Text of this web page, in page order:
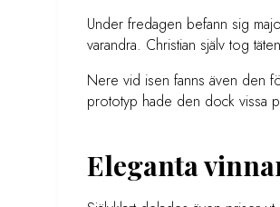
Under fredagen befann sig
varandra. Christian själv tog
Nere vid isen fanns även den
prototyp hade den dock vissa
Eleganta